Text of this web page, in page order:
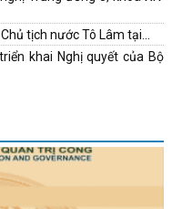
tịch nước Tô Lâm tại...
khai Nghị quyết của Bộ